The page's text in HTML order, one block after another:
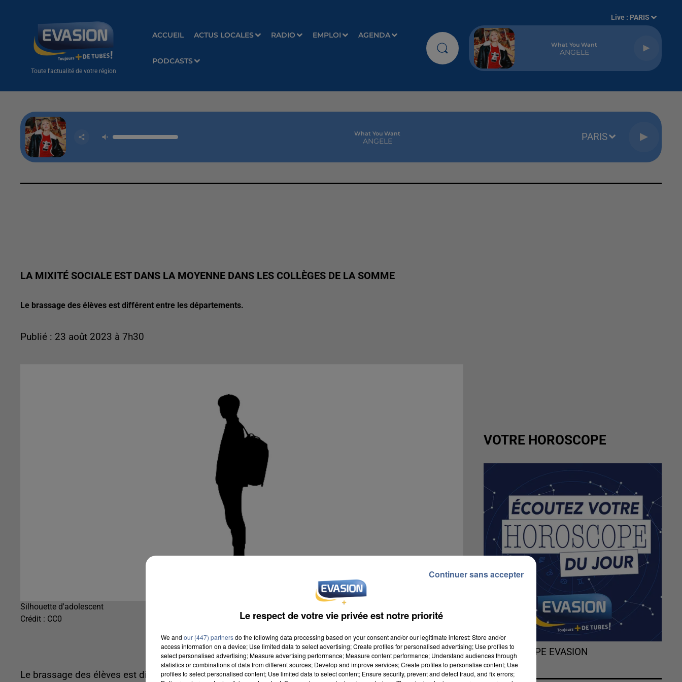
Toute l'actualité de votre région
ACCUEIL ACTUS LOCALES RADIO EMPLOI AGENDA
PODCASTS
Live : PARIS
What You Want
ANGELE
What You Want
ANGELE PARIS
LA MIXITÉ SOCIALE EST DANS LA MOYENNE DANS LES COLLÈGES DE LA SOMME
Le brassage des élèves est différent entre les départements.
Publié : 23 août 2023 à 7h30
Silhouette d'adolescent
Crédit : CC0
Le brassage des élèves est différent entre les départements. Le ministère de l'Education se sert de ce
VOTRE HOROSCOPE
L'HOROSCOPE EVASION
Le respect de votre vie privée est notre priorité
We and our (447) partnersdo the following data processing based on your consent and/or our legitimate interest: Store and/or
access information on a device; Use limited data to select advertising; Create profiles for personalised advertising; Use profiles to
select personalised advertising; Measure advertising performance; Measure content performance; Understand audiences through
statistics or combinations of data from different sources; Develop and improve services; Create profiles to personalise content; Use
profiles to select personalised content; Use limited data to select content; Ensure security, prevent and detect fraud, and fix errors;
Continuer sans accepter